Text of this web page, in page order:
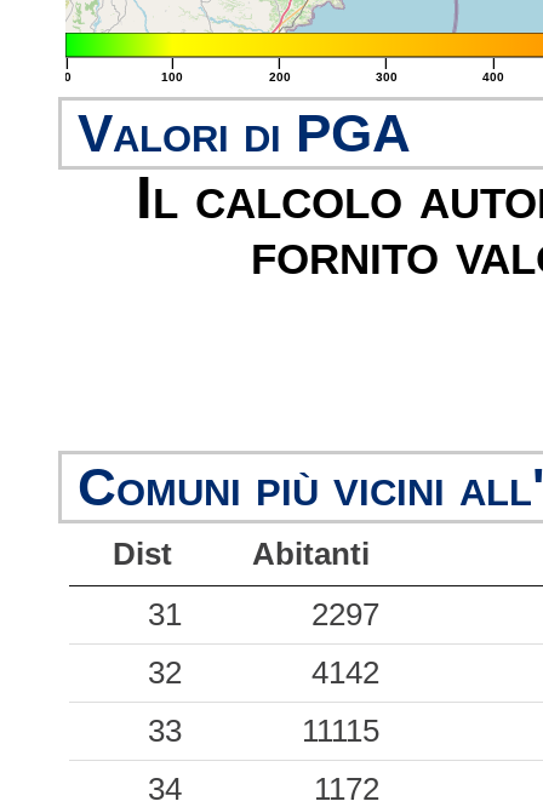
|
0
|
100
|
200
|
300
|
400
Valori di PGA
Il calcolo
fornito
Comuni più vicini
Dist
Abitanti
31
2297
32
4142
33
11115
34
1172